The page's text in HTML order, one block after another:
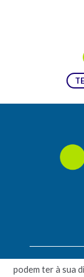
podem ter à sua